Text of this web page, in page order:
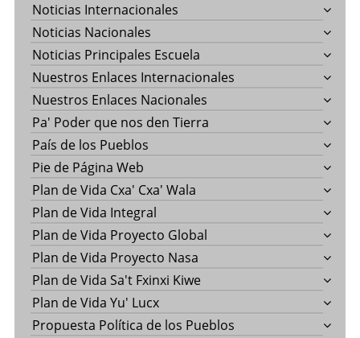
Noticias Internacionales
Noticias Nacionales
Noticias Principales Escuela
Nuestros Enlaces Internacionales
Nuestros Enlaces Nacionales
Pa' Poder que nos den Tierra
País de los Pueblos
Pie de Página Web
Plan de Vida Cxa' Cxa' Wala
Plan de Vida Integral
Plan de Vida Proyecto Global
Plan de Vida Proyecto Nasa
Plan de Vida Sa't Fxinxi Kiwe
Plan de Vida Yu' Lucx
Propuesta Política de los Pueblos